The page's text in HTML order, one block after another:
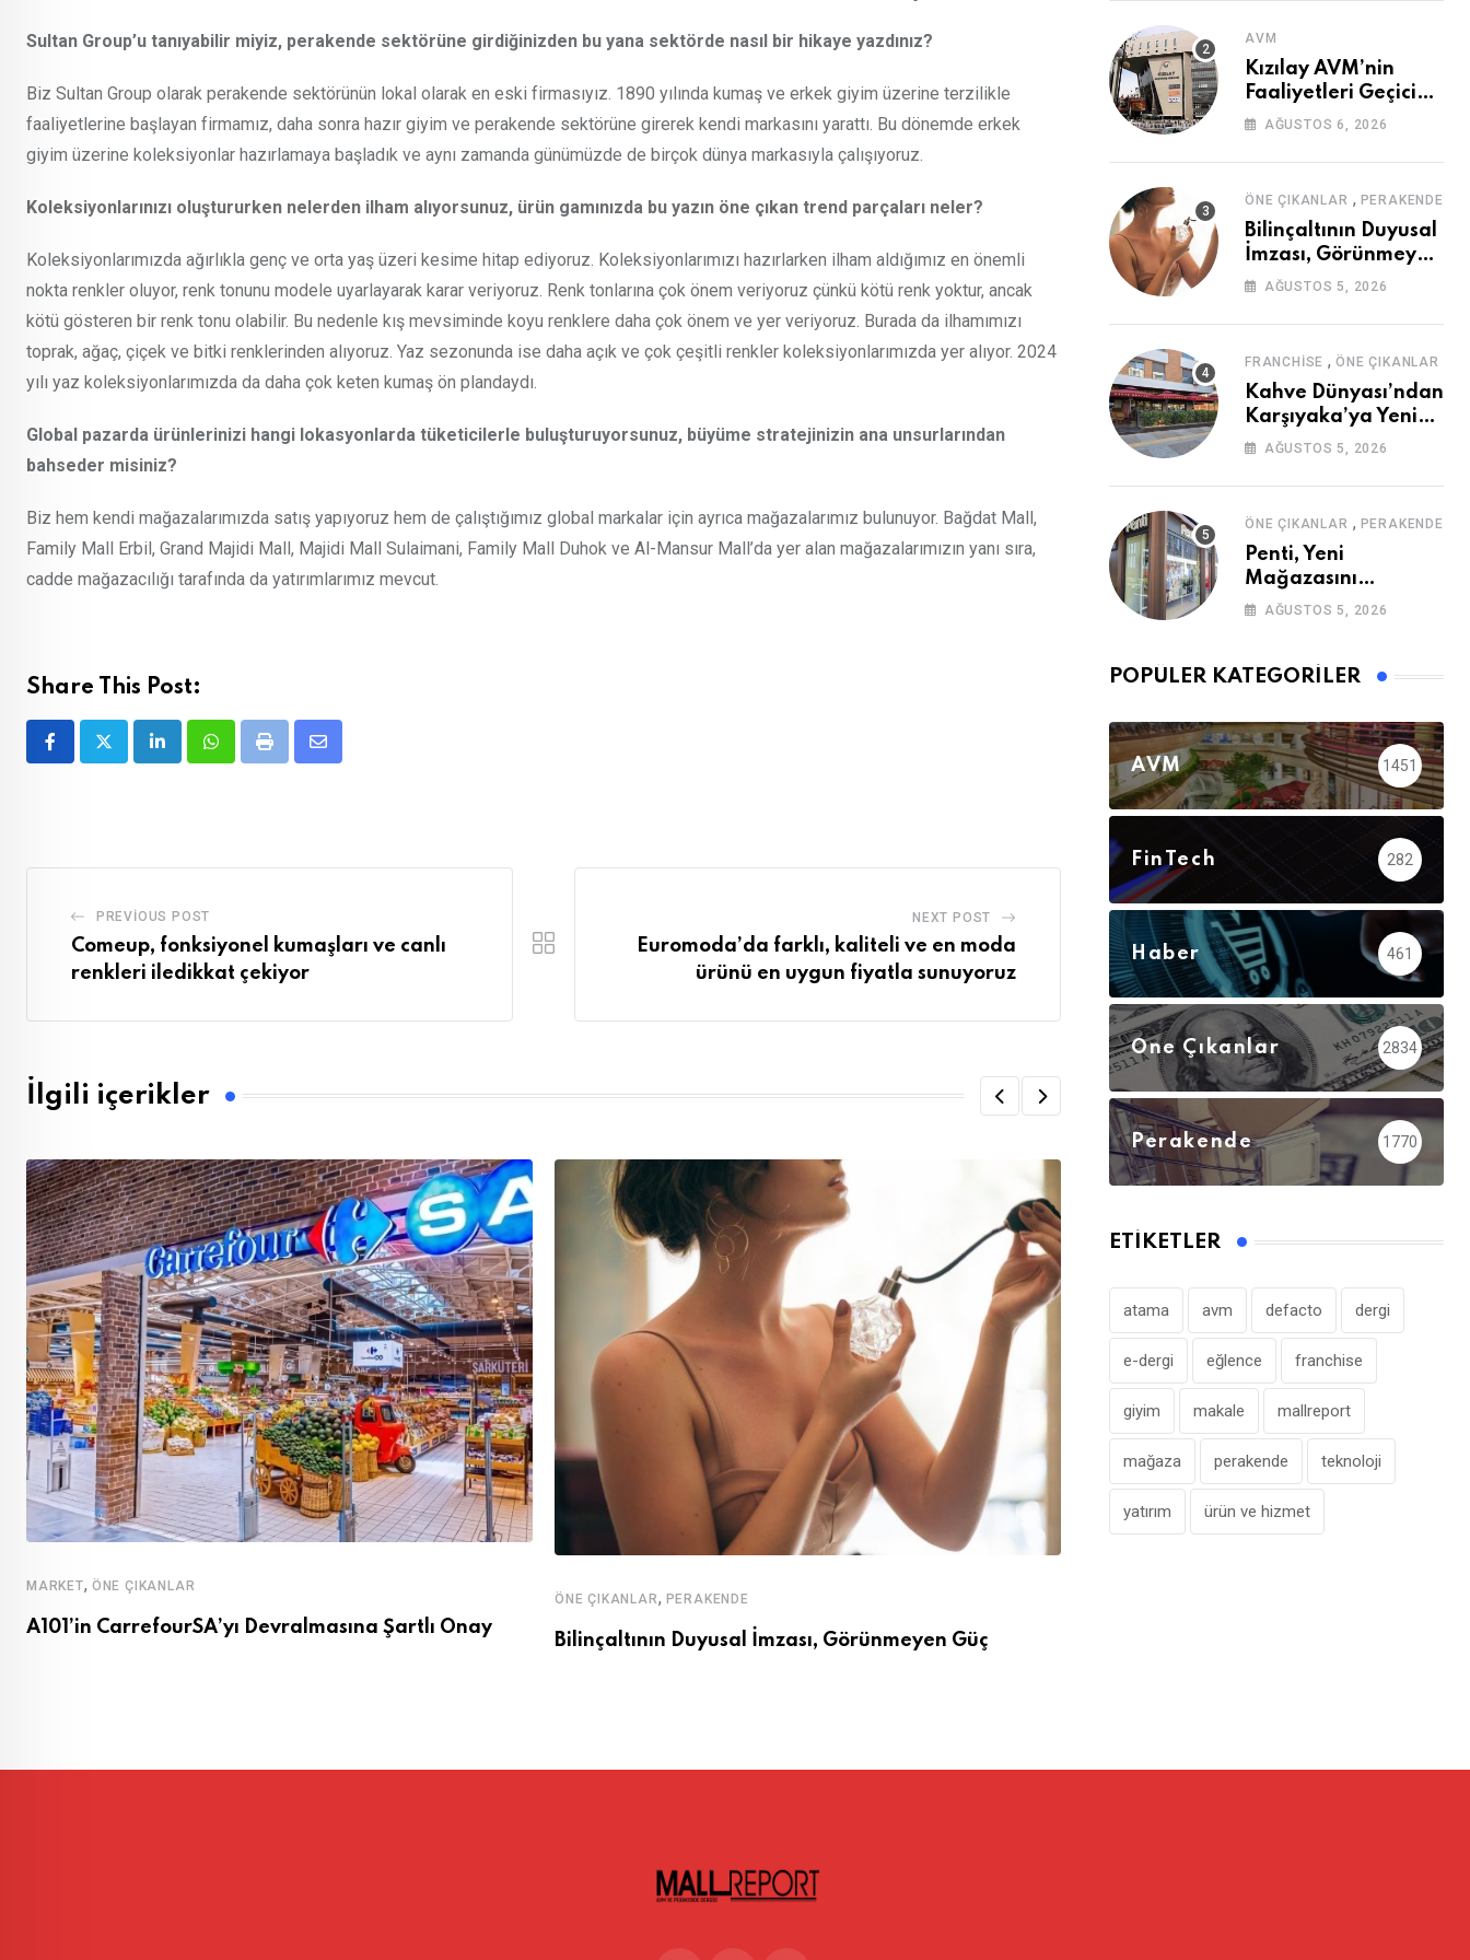
Sultan Group’u tanıyabilir miyiz, perakende sektörüne girdiğinizden bu yana sektörde nasıl bir hikaye yazdınız?
Biz Sultan Group olarak perakende sektörünün lokal olarak en eski firmasıyız. 1890 yılında kumaş ve erkek giyim üzerine terzilikle
faaliyetlerine başlayan firmamız, daha sonra hazır giyim ve perakende sektörüne girerek kendi markasını yarattı. Bu dönemde erkek
giyim üzerine koleksiyonlar hazırlamaya başladık ve aynı zamanda günümüzde de birçok dünya markasıyla çalışıyoruz.
Koleksiyonlarınızı oluştururken nelerden ilham alıyorsunuz, ürün gamınızda bu yazın öne çıkan trend parçaları neler?
Koleksiyonlarımızda ağırlıkla genç ve orta yaş üzeri kesime hitap ediyoruz. Koleksiyonlarımızı hazırlarken ilham aldığımız en önemli
nokta renkler oluyor, renk tonunu modele uyarlayarak karar veriyoruz. Renk tonlarına çok önem veriyoruz çünkü kötü renk yoktur, ancak
kötü gösteren bir renk tonu olabilir. Bu nedenle kış mevsiminde koyu renklere daha çok önem ve yer veriyoruz. Burada da ilhamımızı
toprak, ağaç, çiçek ve bitki renklerinden alıyoruz. Yaz sezonunda ise daha açık ve çok çeşitli renkler koleksiyonlarımızda yer alıyor. 2024
yılı yaz koleksiyonlarımızda da daha çok keten kumaş ön plandaydı.
Global pazarda ürünlerinizi hangi lokasyonlarda tüketicilerle buluşturuyorsunuz, büyüme stratejinizin ana unsurlarından
bahseder misiniz?
Biz hem kendi mağazalarımızda satış yapıyoruz hem de çalıştığımız global markalar için ayrıca mağazalarımız bulunuyor. Bağdat Mall,
Family Mall Erbil, Grand Majidi Mall, Majidi Mall Sulaimani, Family Mall Duhok ve Al-Mansur Mall’da yer alan mağazalarımızın yanı sıra,
cadde mağazacılığı tarafında da yatırımlarımız mevcut.
Share This Post:
LinkedInWhatsappPrint
Share
PREVIOUS POST
Comeup, fonksiyonel kumaşları ve canlı
renkleri iledikkat çekiyor
NEXT POST
Euromoda’da farklı, kaliteli ve en moda
ürünü en uygun fiyatla sunuyoruz
İlgili içerikler
MARKET, ÖNE ÇIKANLAR
A101’in CarrefourSA’yı Devralmasına Şartlı Onay
ÖNE ÇIKANLAR, PERAKENDE
Bilinçaltının Duyusal İmzası, Görünmeyen Güç
AVM
Kızılay AVM’nin
Faaliyetleri Geçici
Olarak Durduruldu
AĞUSTOS 6, 2026
ÖNE ÇIKANLAR , PERAKENDE
Bilinçaltının Duyusal
İmzası, Görünmeyen
GüçAĞUSTOS 5, 2026
FRANCHISE ,ÖNE ÇIKANLAR
Kahve Dünyası’ndan
Karşıyaka’ya Yeni
Mağaza
AĞUSTOS 5, 2026
ÖNE ÇIKANLAR , PERAKENDE
Penti, Yeni
Mağazasını
Galataport’ta
AĞUSTOS 5, 2026
POPÜLER KATEGORILER
AVM 1451
FinTech 282
Haber 461
Öne Çıkanlar 2834
Perakende 1770
ETIKETLER
atama avm defacto dergi
e-dergi eğlence franchise
giyim makale mallreport
mağaza perakende teknoloji
yatırım ürün ve hizmet